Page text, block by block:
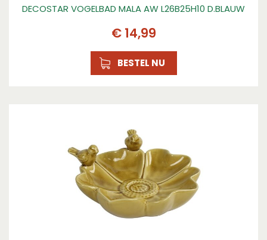
DECOSTAR VOGELBAD MALA AW L26B25H10 D.BLAUW
€ 14,99
BESTEL NU